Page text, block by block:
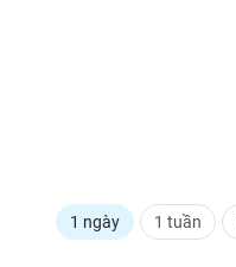
1 ngày 1 tuần